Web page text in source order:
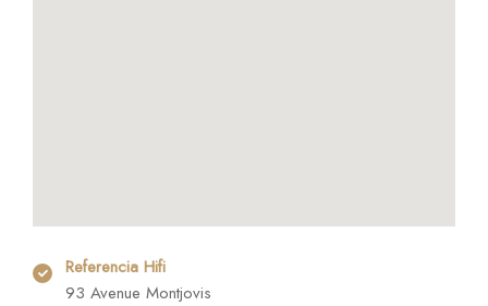
Referencia Hifi
93 Avenue Montjovis